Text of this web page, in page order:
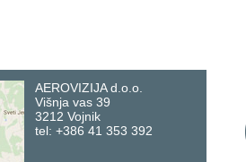
AEROVIZIJA d.o.o.
Višnja vas 39
3212 Vojnik
tel: +386 41 353 392